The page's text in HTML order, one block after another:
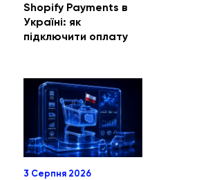
Shopify Payments в
Україні: як
підключити оплату
3 Серпня 2026